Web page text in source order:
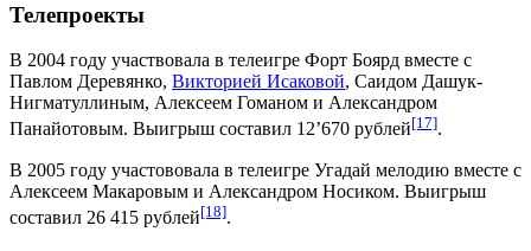
Телепроекты
В 2004 году участвовала в телеигре Форт Боярд вместе с
Павлом Деревянко, Викторией Исаковой, Саидом Дашук-
Нигматуллиным, Алексеем Гоманом и Александром
Панайотовым. Выигрыш составил 12’670 рублей[17].
В 2005 году участововала в телеигре Угадай мелодию вместе с
Алексеем Макаровым и Александром Носиком. Выигрыш
составил 26 415 рублей[18].